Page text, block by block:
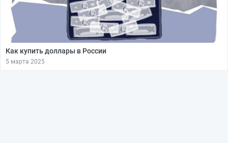
Как купить доллары в России
5 марта 2025